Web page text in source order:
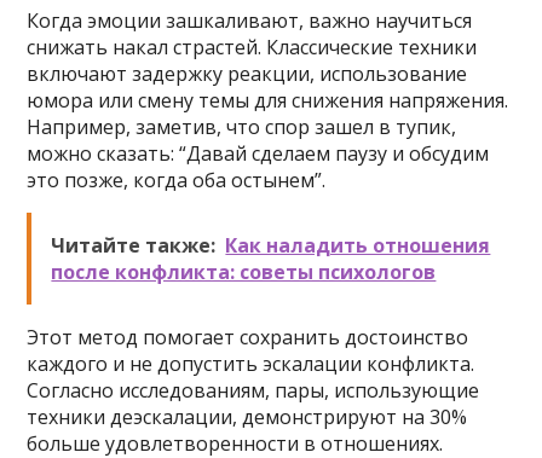
Когда эмоции зашкаливают, важно научиться
снижать накал страстей. Классические техники
включают задержку реакции, использование
юмора или смену темы для снижения напряжения.
Например, заметив, что спор зашел в тупик,
можно сказать: “Давай сделаем паузу и обсудим
это позже, когда оба остынем”.
Читайте также: Как наладить отношения
после конфликта: советы психологов
Этот метод помогает сохранить достоинство
каждого и не допустить эскалации конфликта.
Согласно исследованиям, пары, использующие
техники деэскалации, демонстрируют на 30%
больше удовлетворенности в отношениях.